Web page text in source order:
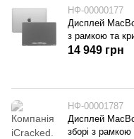
НФ-00000177
Дисплей
з рамкою та
14 949 грн
НФ-00001787
Дисплей
зборі з